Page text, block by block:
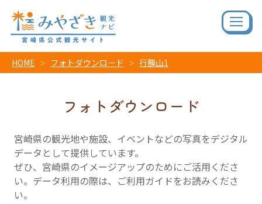
HOME フォトダウンロード 行縢山1
フォトダウンロード
宮崎県の観光地や施設、イベントなどの写真をデジタル
データとして提供しています。
ぜひ、宮崎県のイメージアップのためにご活用くださ
い。データ利用の際は、ご利用ガイドをお読みくださ
い。